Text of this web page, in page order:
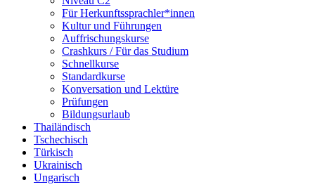
Für Herkunftssprachler*innen
Kultur und Führungen
Auffrischungskurse
Crashkurs / Für das Studium
Schnellkurse
Standardkurse
Konversation und Lektüre
Prüfungen
Bildungsurlaub
Thailändisch
Tschechisch
Türkisch
Ukrainisch
Ungarisch